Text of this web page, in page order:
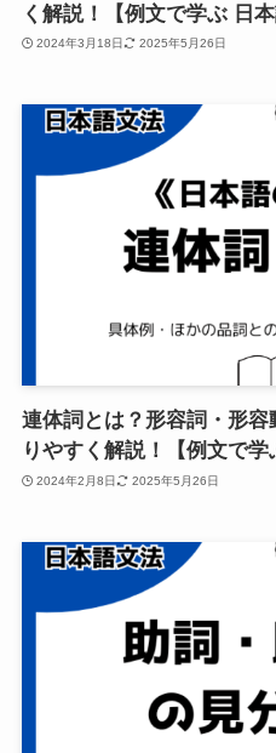
く解説！【例文で学ぶ 日本
2024年3月18日 2025年5月26日
連体詞とは？形容詞・形
りやすく解説！【例文で学
2024年2月8日 2025年5月26日